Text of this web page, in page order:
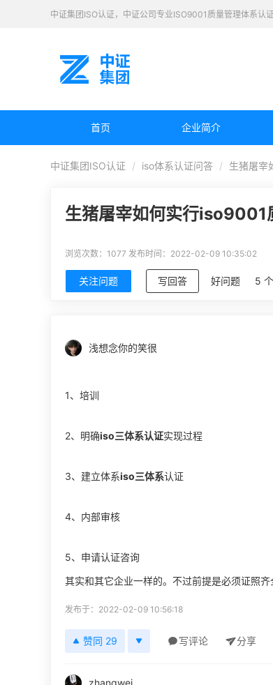
中证集团ISO认证，中证公司专业ISO9001质量管理体系认
首页 企业简介
中证集团ISO认证 iso体系认证问答 生猪屠宰
生猪屠宰如何实行iso9001
浏览次数：1077 发布时间：2022-02-09 10:35:02
关注问题 写回答 好问题 5
浅想念你的笑很
1、培训
2、明确iso三体系认证实现过程
3、建立体系iso三体系认证
4、内部审核
5、申请认证咨询
其实和其它企业一样的。不过前提是必须证照齐
发布于：2022-02-09 10:56:18
赞同 29 写评论 分享
zhangwei